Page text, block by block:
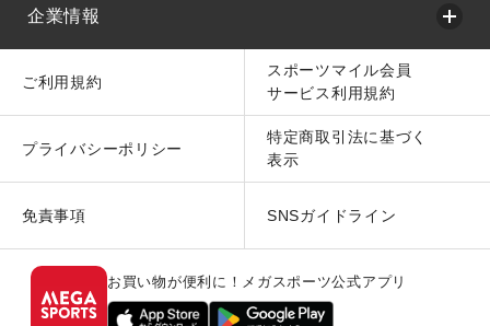
企業情報
ご利用規約
スポーツマイル会員
サービス利用規約
プライバシーポリシー
特定商取引法に基づく
表示
免責事項 SNSガイドライン
お買い物が便利に！メガスポーツ公式アプリ